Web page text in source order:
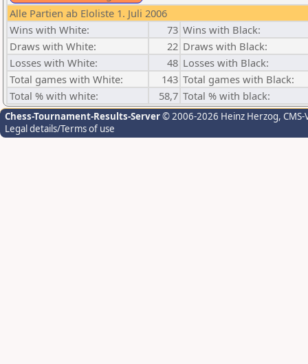
Alle Partien ab Eloliste 1. Juli 2006
Wins with White:
73 Wins with Black:
Draws with White:
22 Draws with Black:
Losses with White:
48 Losses with Black:
Total games with White:
143 Total games with Black:
Total % with white:
58,7 Total % with black:
Chess-Tournament-Results-Server© 2006-2026 Heinz Herzog,
Legal details/Terms of use